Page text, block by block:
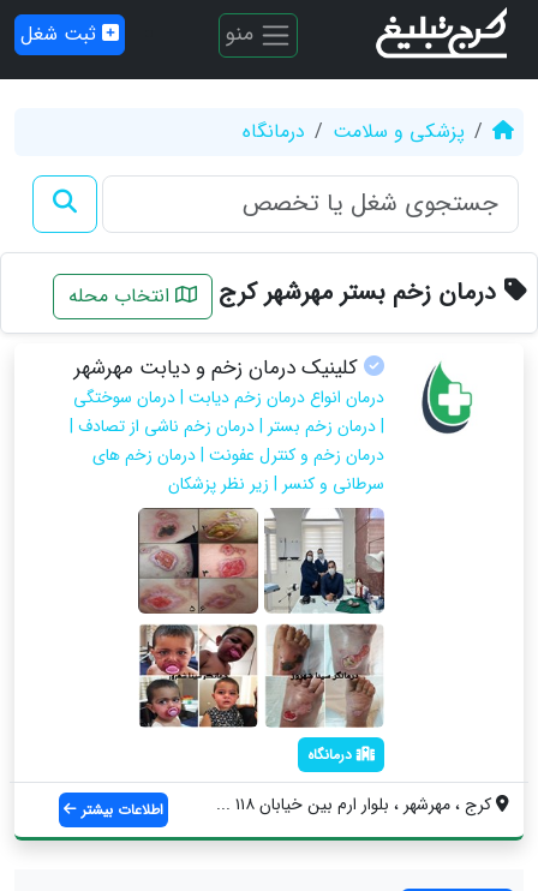
منو ثبت شغل
پزشکی و سلامت درمانگاه
درمان زخم بستر مهرشهر کرج انتخاب محله
کلینیک درمان زخم و دیابت مهرشهر
درمان انواع درمان زخم دیابت | درمان سوختگی
| درمان زخم بستر | درمان زخم ناشی از تصادف |
درمان زخم و کنترل عفونت | درمان زخم های
سرطانی و کنسر | زیر نظر پزشکان
درمانگاه
کرج ، مهرشهر ، بلوار ارم بین خیابان ۱۱۸ ... اطلاعات بیشتر